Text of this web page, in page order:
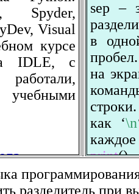
Spyder,
Visual
курсе
IDLE, с
работу
sep –
в
на
как ‘\n
print()
разделитель при